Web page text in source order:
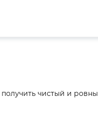
чистый и